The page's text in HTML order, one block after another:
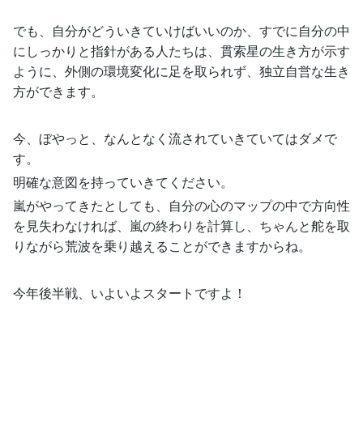
でも、自分がどういきていけばいいのか、すでに自分の中
にしっかりと指針がある人たちは、貫索星の生き方が示す
ように、外側の環境変化に足を取られず、独立自営な生き
方ができます。
今、ぼやっと、なんとなく流されていきていてはダメで
す。
明確な意図を持っていきてください。
嵐がやってきたとしても、自分の心のマップの中で方向性
を見失わなければ、嵐の終わりを計算し、ちゃんと舵を取
りながら荒波を乗り越えることができますからね。
今年後半戦、いよいよスタートですよ！